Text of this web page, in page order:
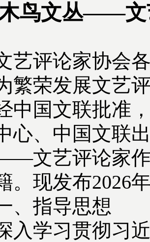
木鸟文丛——文
艺评论家协会
荣发展文艺评
中国文联批准
心、中国文联
文艺评论家作
。现发布2026
指导思想
学习贯彻习近